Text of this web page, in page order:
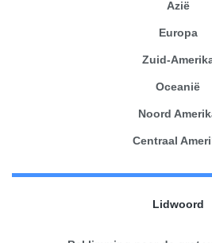
Azië
Europa
Zuid-
Oceanië
Noord
Centraal
Lidwoord